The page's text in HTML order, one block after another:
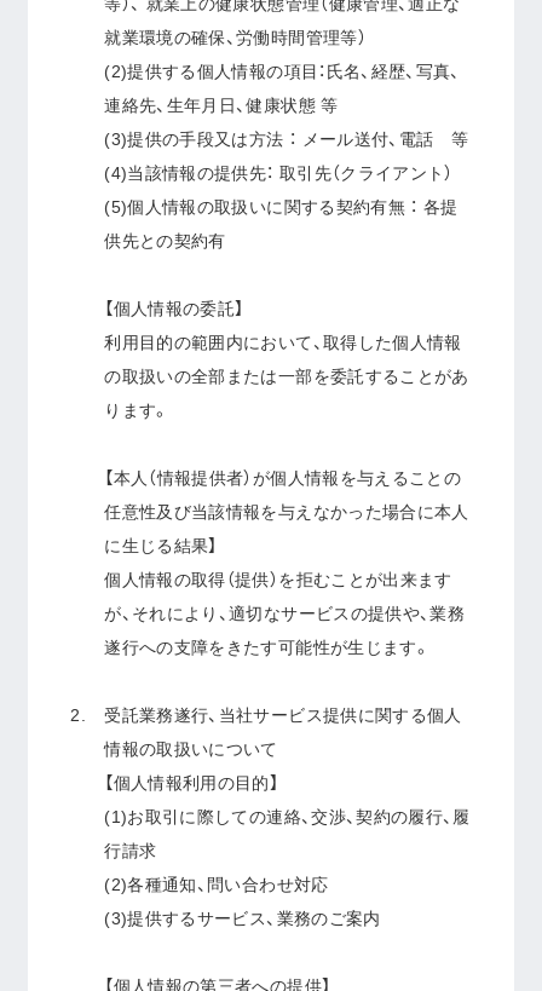
就業環境の確保、労働時間管理等）
(2)提供する個人情報の項目：氏名、経歴、写真、
連絡先、生年月日、健康状態 等
(3)提供の手段又は方法 ： メール送付、電話 等
(4)当該情報の提供先： 取引先（クライアント）
(5)個人情報の取扱いに関する契約有無 ： 各提
供先との契約有
【個人情報の委託】
利用目的の範囲内において、取得した個人情報
の取扱いの全部または一部を委託することがあ
ります。
【本人（情報提供者）が個人情報を与えることの
任意性及び当該情報を与えなかった場合に本人
に生じる結果】
個人情報の取得（提供）を拒むことが出来ます
が、それにより、適切なサービスの提供や、業務
遂行への支障をきたす可能性が生じます。
受託業務遂行、当社サービス提供に関する個人
情報の取扱いについて
【個人情報利用の目的】
(1)お取引に際しての連絡、交渉、契約の履⾏、履
⾏請求
(2)各種通知、問い合わせ対応
(3)提供するサービス、業務のご案内
【個人情報の第三者への提供】